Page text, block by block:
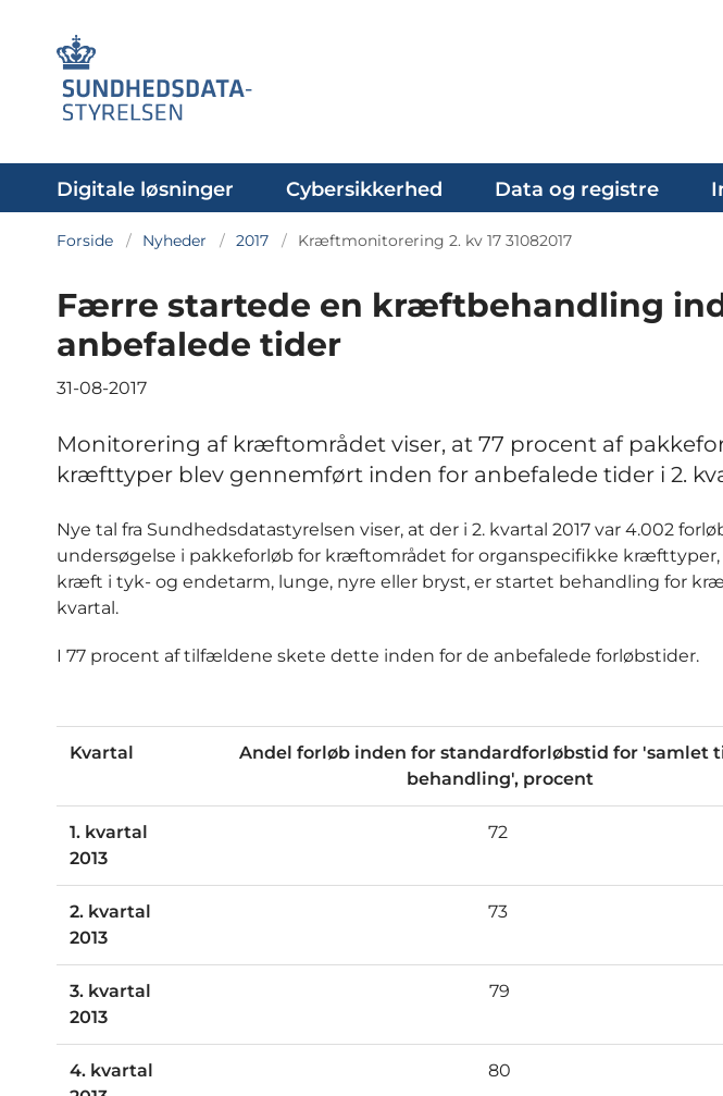
Digitale løsninger Cybersikkerhed Data og registre
Forside Nyheder 2017 Kræftmonitorering 2. kv 17 31082017
Færre startede en kræftbehandling
anbefalede tider
31-08-2017
Monitorering af kræftområdet viser, at 77 procent af
kræfttyper blev gennemført inden for anbefalede tider i 2.
Nye tal fra Sundhedsdatastyrelsen viser, at der i 2. kvartal 2017 var 4.002
undersøgelse i pakkeforløb for kræftområdet for organspecifikke
kræft i tyk- og endetarm, lunge, nyre eller bryst, er startet behandling for
kvartal.
I 77 procent af tilfældene skete dette inden for de anbefalede forløbstider.
Kvartal
Andel forløb inden for standardforløbstid for 'samlet
behandling', procent
1. kvartal
2013
72
2. kvartal
2013
73
3. kvartal
2013
79
4. kvartal
80